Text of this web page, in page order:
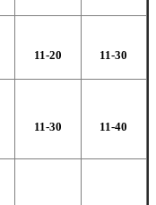
11-20 11-30
11-30 11-40